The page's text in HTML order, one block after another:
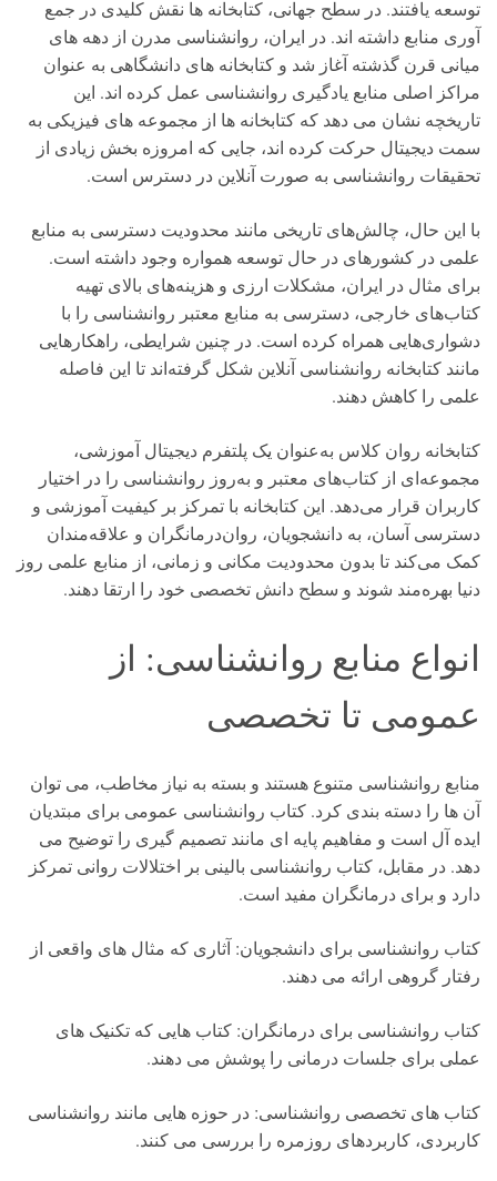
توسعه یافتند. در سطح جهانی، کتابخانه ها نقش کلیدی در جمع
آوری منابع داشته اند. در ایران، روانشناسی مدرن از دهه های
میانی قرن گذشته آغاز شد و کتابخانه های دانشگاهی به عنوان
مراکز اصلی منابع یادگیری روانشناسی عمل کرده اند. این
تاریخچه نشان می دهد که کتابخانه ها از مجموعه های فیزیکی به
سمت دیجیتال حرکت کرده اند، جایی که امروزه بخش زیادی از
تحقیقات روانشناسی به صورت آنلاین در دسترس است.
با این حال، چالش‌های تاریخی مانند محدودیت دسترسی به منابع
علمی در کشورهای در حال توسعه همواره وجود داشته است.
برای مثال در ایران، مشکلات ارزی و هزینه‌های بالای تهیه
کتاب‌های خارجی، دسترسی به منابع معتبر روانشناسی را با
دشواری‌هایی همراه کرده است. در چنین شرایطی، راهکارهایی
مانند کتابخانه روانشناسی آنلاین شکل گرفته‌اند تا این فاصله
علمی را کاهش دهند.
کتابخانه روان کلاس به‌عنوان یک پلتفرم دیجیتال آموزشی،
مجموعه‌ای از کتاب‌های معتبر و به‌روز روانشناسی را در اختیار
کاربران قرار می‌دهد. این کتابخانه با تمرکز بر کیفیت آموزشی و
دسترسی آسان، به دانشجویان، روان‌درمانگران و علاقه‌مندان
کمک می‌کند تا بدون محدودیت مکانی و زمانی، از منابع علمی روز
دنیا بهره‌مند شوند و سطح دانش تخصصی خود را ارتقا دهند.
انواع منابع روانشناسی: از
عمومی تا تخصصی
منابع روانشناسی متنوع هستند و بسته به نیاز مخاطب، می توان
آن ها را دسته بندی کرد. کتاب روانشناسی عمومی برای مبتدیان
ایده آل است و مفاهیم پایه ای مانند تصمیم گیری را توضیح می
دهد. در مقابل، کتاب روانشناسی بالینی بر اختلالات روانی تمرکز
دارد و برای درمانگران مفید است.
کتاب روانشناسی برای دانشجویان: آثاری که مثال های واقعی از
رفتار گروهی ارائه می دهند.
کتاب روانشناسی برای درمانگران: کتاب هایی که تکنیک های
عملی برای جلسات درمانی را پوشش می دهند.
کتاب های تخصصی روانشناسی: در حوزه هایی مانند روانشناسی
کاربردی، کاربردهای روزمره را بررسی می کنند.